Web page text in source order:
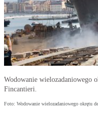
Wodowanie wielozadaniowego
Fincantieri.
Foto: Wodowanie wielozadaniowego okrętu